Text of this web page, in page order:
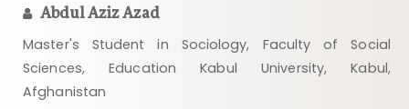
Abdul Aziz Azad
Master's Student in Sociology, Faculty of Social
Sciences, Education Kabul University, Kabul,
Afghanistan